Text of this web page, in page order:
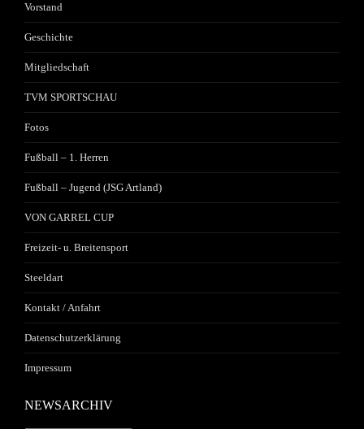
Vorstand
Geschichte
Mitgliedschaft
TVM SPORTSCHAU
Fotos
Fußball – 1. Herren
Fußball – Jugend (JSG Artland)
VON GARREL CUP
Freizeit- u. Breitensport
Steeldart
Kontakt / Anfahrt
Datenschutzerklärung
Impressum
NEWSARCHIV